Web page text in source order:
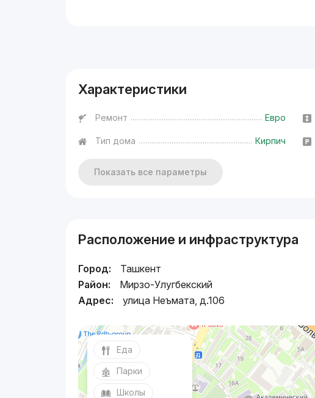
Характеристики
Ремонт Евро
Тип дома Кирпич
Показать все параметры
Расположение и инфраструктура
Город:
Ташкент
Район:
Мирзо-Улугбекский
Адрес:
улица Неъмата, д.106
Еда
Парки
Школы